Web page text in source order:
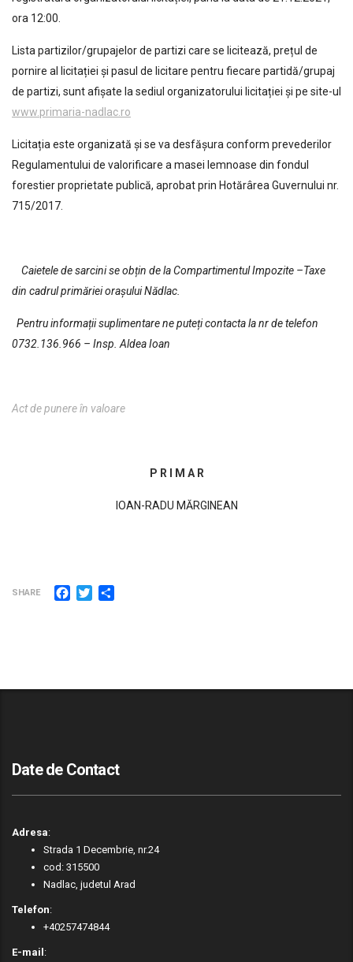
ora 12:00.
Lista partizilor/grupajelor de partizi care se licitează, prețul de
pornire al licitației și pasul de licitare pentru fiecare partidă/grupaj
de partizi, sunt afișate la sediul organizatorului licitației și pe site-ul
www.primaria-nadlac.ro
Licitația este organizată și se va desfășura conform prevederilor
Regulamentului de valorificare a masei lemnoase din fondul
forestier proprietate publică, aprobat prin Hotărârea Guvernului nr.
715/2017.
Caietele de sarcini se obțin de la Compartimentul Impozite –Taxe
din cadrul primăriei orașului Nădlac.
Pentru informații suplimentare ne puteți contacta la nr de telefon
0732.136.966 – Insp. Aldea Ioan
Act de punere în valoare
P R I M A R
IOAN-RADU MĂRGINEAN
SHARE Facebook
Twitter
Date de Contact
Adresa:
Strada 1 Decembrie, nr.24
cod: 315500
Nadlac, judetul Arad
Telefon:
+40257474844
E-mail: